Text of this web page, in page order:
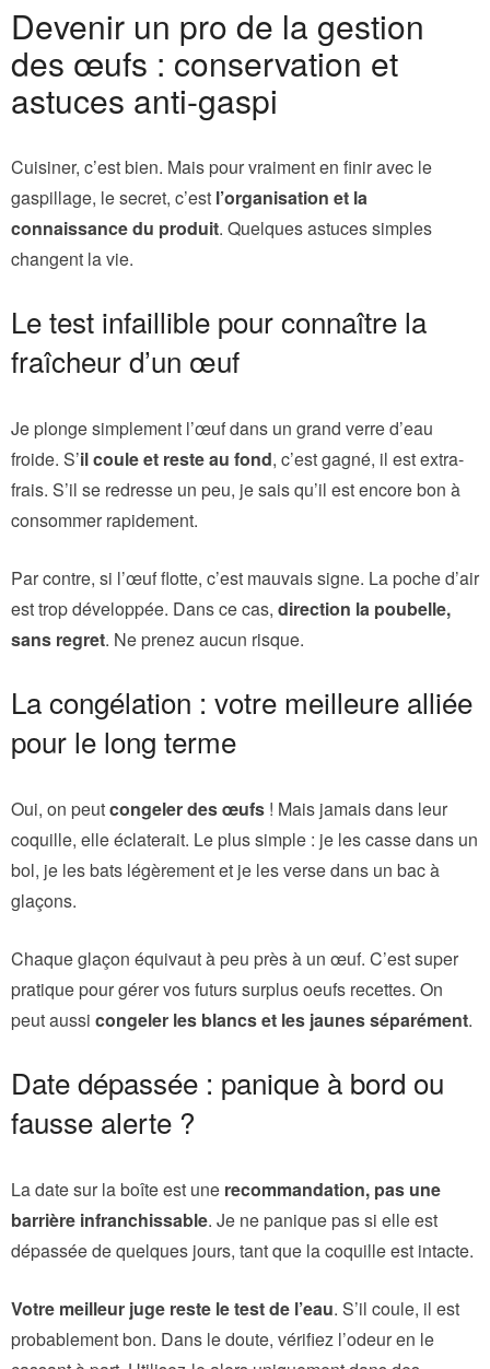
Devenir un pro de la gestion
des œufs : conservation et
astuces anti-gaspi
Cuisiner, c’est bien. Mais pour vraiment en finir avec le
gaspillage, le secret, c’est l’organisation et la
connaissance du produit. Quelques astuces simples
changent la vie.
Le test infaillible pour connaître la
fraîcheur d’un œuf
Je plonge simplement l’œuf dans un grand verre d’eau
froide. S’il coule et reste au fond, c’est gagné, il est extra-
frais. S’il se redresse un peu, je sais qu’il est encore bon à
consommer rapidement.
Par contre, si l’œuf flotte, c’est mauvais signe. La poche d’air
est trop développée. Dans ce cas, direction la poubelle,
sans regret. Ne prenez aucun risque.
La congélation : votre meilleure alliée
pour le long terme
Oui, on peutcongeler des œufs ! Mais jamais dans leur
coquille, elle éclaterait. Le plus simple : je les casse dans un
bol, je les bats légèrement et je les verse dans un bac à
glaçons.
Chaque glaçon équivaut à peu près à un œuf. C’est super
pratique pour gérer vos futurs surplus oeufs recettes. On
peut aussi congeler les blancs et les jaunes séparément.
Date dépassée : panique à bord ou
fausse alerte ?
La date sur la boîte est une recommandation, pas une
barrière infranchissable. Je ne panique pas si elle est
dépassée de quelques jours, tant que la coquille est intacte.
Votre meilleur juge reste le test de l’eau. S’il coule, il est
probablement bon. Dans le doute, vérifiez l’odeur en le